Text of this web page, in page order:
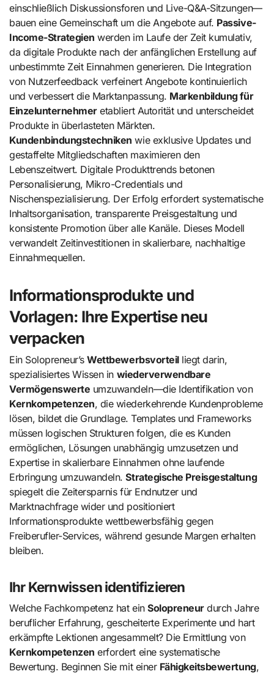
einschließlich Diskussionsforen und Live-Q&A-Sitzungen—
bauen eine Gemeinschaft um die Angebote auf. Passive-
Income-Strategien werden im Laufe der Zeit kumulativ,
da digitale Produkte nach der anfänglichen Erstellung auf
unbestimmte Zeit Einnahmen generieren. Die Integration
von Nutzerfeedback verfeinert Angebote kontinuierlich
und verbessert die Marktanpassung. Markenbildung für
Einzelunternehmeretabliert Autorität und unterscheidet
Produkte in überlasteten Märkten.
Kundenbindungstechniken wie exklusive Updates und
gestaffelte Mitgliedschaften maximieren den
Lebenszeitwert. Digitale Produkttrends betonen
Personalisierung, Mikro-Credentials und
Nischenspezialisierung. Der Erfolg erfordert systematische
Inhaltsorganisation, transparente Preisgestaltung und
konsistente Promotion über alle Kanäle. Dieses Modell
verwandelt Zeitinvestitionen in skalierbare, nachhaltige
Einnahmequellen.
Informationsprodukte und
Vorlagen: Ihre Expertise neu
verpacken
Ein Solopreneur’sWettbewerbsvorteilliegt darin,
spezialisiertes Wissen in wiederverwendbare
Vermögenswerte umzuwandeln—die Identifikation von
Kernkompetenzen, die wiederkehrende Kundenprobleme
lösen, bildet die Grundlage. Templates und Frameworks
müssen logischen Strukturen folgen, die es Kunden
ermöglichen, Lösungen unabhängig umzusetzen und
Expertise in skalierbare Einnahmen ohne laufende
Erbringung umzuwandeln.Strategische Preisgestaltung
spiegelt die Zeitersparnis für Endnutzer und
Marktnachfrage wider und positioniert
Informationsprodukte wettbewerbsfähig gegen
Freiberufler-Services, während gesunde Margen erhalten
bleiben.
Ihr Kernwissen identifizieren
Welche Fachkompetenz hat einSolopreneurdurch Jahre
beruflicher Erfahrung, gescheiterte Experimente und hart
erkämpfte Lektionen angesammelt? Die Ermittlung von
Kernkompetenzen erfordert eine systematische
Bewertung. Beginnen Sie mit einer Fähigkeitsbewertung,